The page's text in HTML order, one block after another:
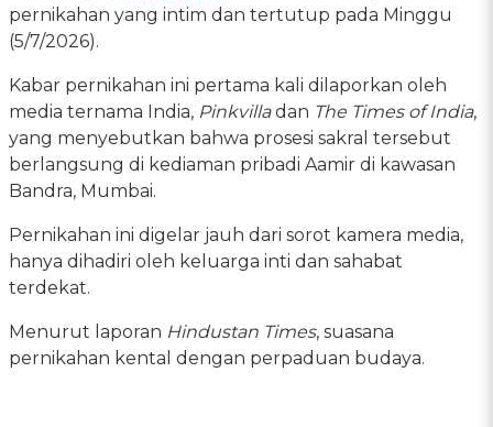
pernikahan yang intim dan tertutup pada Minggu
(5/7/2026).
Kabar pernikahan ini pertama kali dilaporkan oleh
media ternama India, Pinkvilladan The Times of India,
yang menyebutkan bahwa prosesi sakral tersebut
berlangsung di kediaman pribadi Aamir di kawasan
Bandra, Mumbai.
Pernikahan ini digelar jauh dari sorot kamera media,
hanya dihadiri oleh keluarga inti dan sahabat
terdekat.
Menurut laporan Hindustan Times, suasana
pernikahan kental dengan perpaduan budaya.